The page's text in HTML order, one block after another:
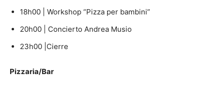
18h00 | Workshop “Pizza per bambini”
20h00 | Concierto Andrea Musio
23h00 |Cierre
Pizzaria/Bar